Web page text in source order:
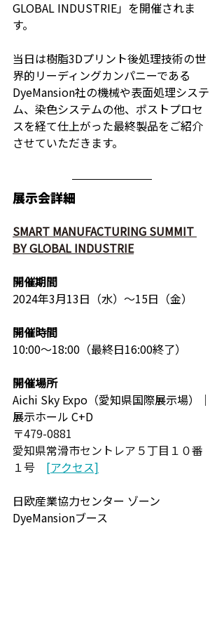
GLOBAL INDUSTRIE」を開催されま
す。
当日は樹脂3Dプリント後処理技術の世
界的リーディングカンパニーである
DyeMansion社の機械や表面処理システ
ム、染色システムの他、ポストプロセ
スを経て仕上がった最終製品をご紹介
させていただきます。
展示会詳細
SMART MANUFACTURING SUMMIT
BY GLOBAL INDUSTRIE
開催期間
2024年3月13日（水）〜15日（金）
開催時間
10:00〜18:00（最終日16:00終了）
開催場所
Aichi Sky Expo（愛知県国際展示場）｜
展示ホール C+D
〒479-0881
愛知県常滑市セントレア５丁目１０番
１号 [アクセス]
日欧産業協力センター ゾーン
DyeMansionブース